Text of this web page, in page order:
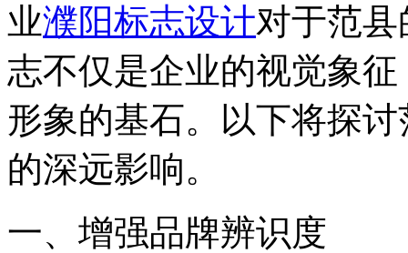
业濮阳标志设计对于范
志不仅是企业的视觉象
形象的基石。以下将探
的深远影响。
一、增强品牌辨识度